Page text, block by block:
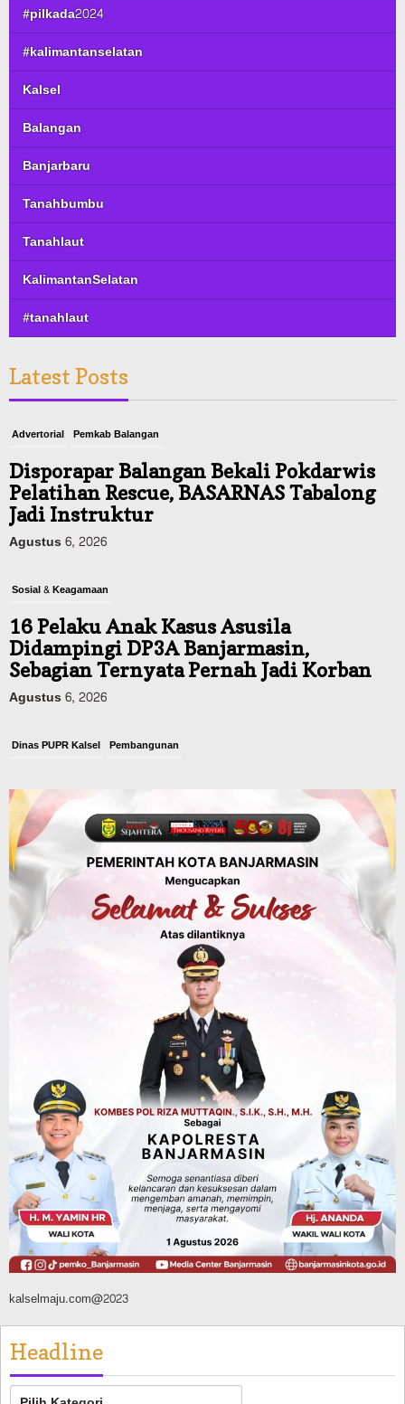
#pilkada2024
#kalimantanselatan
Kalsel
Balangan
Banjarbaru
Tanahbumbu
Tanahlaut
KalimantanSelatan
#tanahlaut
Latest Posts
Advertorial Pemkab Balangan
Disporapar Balangan Bekali Pokdarwis
Pelatihan Rescue, BASARNAS Tabalong
Jadi Instruktur
Agustus 6, 2026
Sosial & Keagamaan
16 Pelaku Anak Kasus Asusila
Didampingi DP3A Banjarmasin,
Sebagian Ternyata Pernah Jadi Korban
Agustus 6, 2026
Dinas PUPR Kalsel Pembangunan
Pemerintah Janji Tingkatkan Fasilitas
Keselamatan Jalan Alternatif
Banjarbaru–Batulicin
Agustus 6, 2026
Dinas Kehutanan Kalsel
Tahura Sultan Adam Sempat Alami
Kebakaran Lahan, Api Berhasil
Dipadamkan, Kadishut Kalsel
Memimpin Langsung Aksi di Lapangan
Advertorial Pemkab Balangan
Silaturahmi ke DPRD Balangan, Kapolres
AKBP Arif Mansyur Perkuat Koordinasi
Keamanan Daerah
Agustus 6, 2026
kalselmaju.com@2023
Headline
Headline